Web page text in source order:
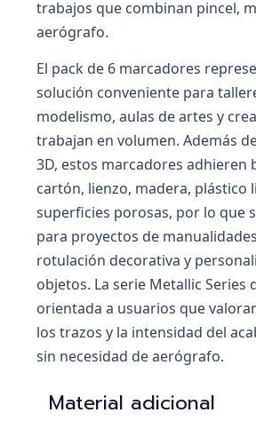
trabajos que combinan pincel,
aerógrafo.
El pack de 6 marcadores
solución conveniente para
modelismo, aulas de artes y
trabajan en volumen. Además
3D, estos marcadores adhieren
cartón, lienzo, madera, plástico
superficies porosas, por lo que
para proyectos de
rotulación decorativa y
objetos. La serie Metallic Series
orientada a usuarios que
los trazos y la intensidad del
sin necesidad de aerógrafo.
Material adicional